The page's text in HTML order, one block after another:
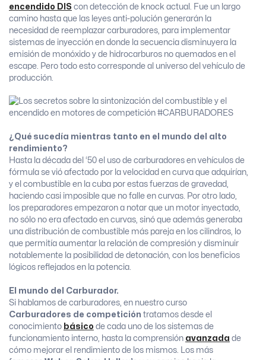
encendido DIS con detección de knock actual. Fue un largo
camino hasta que las leyes anti-polución generarán la
necesidad de reemplazar carburadores, para implementar
sistemas de inyección en donde la secuencia disminuyera la
emisión de monóxido y de hidrocarburos no quemados en el
escape. Pero todo esto corresponde al universo del vehículo de
producción.
¿Qué sucedía mientras tanto en el mundo del alto
rendimiento?
Hasta la década del ‘50 el uso de carburadores en vehículos de
fórmula se vió afectado por la velocidad en curva que adquirían,
y el combustible en la cuba por estas fuerzas de gravedad,
haciendo casi imposible que no falle en curvas. Por otro lado,
los preparadores empezaron a notar que un motor inyectado,
no sólo no era afectado en curvas, sinó que además generaba
una distribución de combustible más pareja en los cilindros, lo
que permitía aumentar la relación de compresión y disminuir
notablemente la posibilidad de detonación, con los beneficios
lógicos reflejados en la potencia.
El mundo del Carburador.
Si hablamos de carburadores, en nuestro curso
Carburadores de competición tratamos desde el
conocimiento básico de cada uno de los sistemas de
funcionamiento interno, hasta la comprensión avanzada de
cómo mejorar el rendimiento de los mismos. Los más